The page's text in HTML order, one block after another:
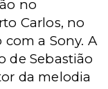
no
Carlos, no
a Sony. A
de Sebastião
da melodia